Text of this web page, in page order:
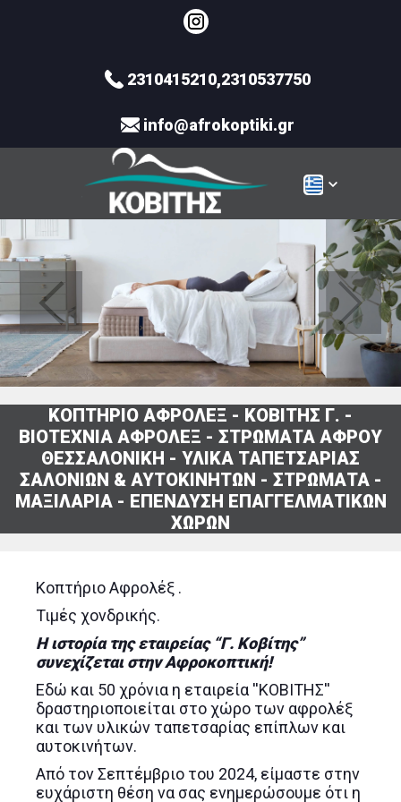
2310415210,2310537750
info@afrokoptiki.gr
ΚΟΠΤΗΡΙΟ ΑΦΡΟΛΕΞ - ΚΟΒΙΤΗΣ Γ. -
ΒΙΟΤΕΧΝΙΑ ΑΦΡΟΛΕΞ - ΣΤΡΩΜΑΤΑ ΑΦΡΟΥ
ΘΕΣΣΑΛΟΝΙΚΗ - ΥΛΙΚΑ ΤΑΠΕΤΣΑΡΙΑΣ
ΣΑΛΟΝΙΩΝ & ΑΥΤΟΚΙΝΗΤΩΝ - ΣΤΡΩΜΑΤΑ -
ΜΑΞΙΛΑΡΙΑ - ΕΠΕΝΔΥΣΗ ΕΠΑΓΓΕΛΜΑΤΙΚΩΝ
ΧΩΡΩΝ
Κοπτήριο Αφρολέξ .
Τιμές χονδρικής.
Η ιστορία της εταιρείας “Γ. Κοβίτης”
συνεχίζεται στην Αφροκοπτική!
Εδώ και 50 χρόνια η εταιρεία ''ΚΟΒΙΤΗΣ''
δραστηριοποιείται στο χώρο των αφρολέξ
και των υλικών ταπετσαρίας επίπλων και
αυτοκινήτων.
Από τον Σεπτέμβριο του 2024, είμαστε στην
ευχάριστη θέση να σας ενημερώσουμε ότι η